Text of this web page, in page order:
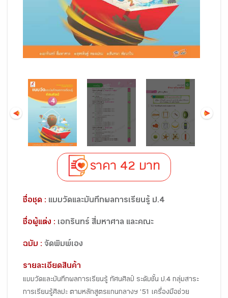
ราคา 42 บาท
ชื่อชุด : แบบวัดและบันทึกผลการเรียนรู้ ป.4
ชื่อผู้แต่ง : เอกรินทร์ สี่มหาศาล และคณะ
ฉบับ : จัดพิมพ์เอง
รายละเอียดสินค้า
แบบวัดและบันทึกผลการเรียนรู้ ทัศนศิลป์ ระดับชั้น ป.4 กลุ่มสาระ
การเรียนรู้ศิลปะ ตามหลักสูตรแกนกลางฯ '51 เครื่องมือช่วย